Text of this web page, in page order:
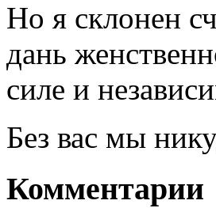
Но я склонен
дань
силе и
Без вас мы
Комментарии